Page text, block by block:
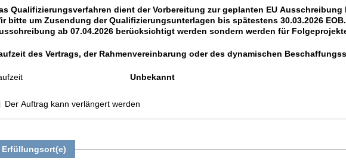
Qualifizierungsverfahren dient der Vorbereitung zur geplanten EU
bitte um Zusendung der Qualifizierungsunterlagen bis spätestens 30.03.2026
ab 07.04.2026 berücksichtigt werden sondern werden für
des Vertrags, der Rahmenvereinbarung oder des dynamischen
Unbekannt
Der Auftrag kann verlängert werden
Erfüllungsort(e)